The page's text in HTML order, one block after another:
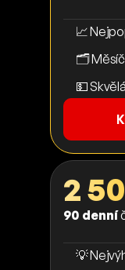
📈
🗂️
💵
2
90 denní
💡